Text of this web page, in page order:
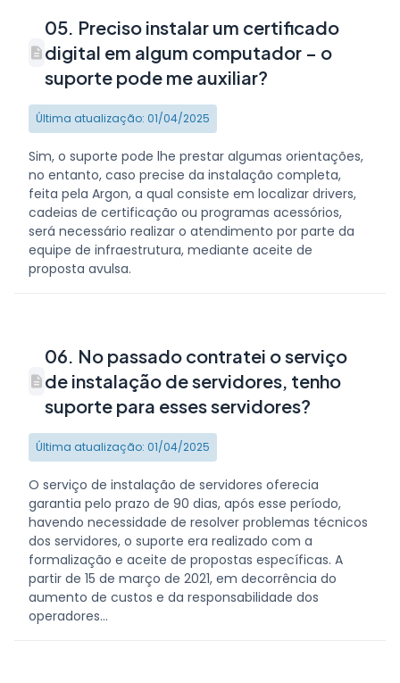
05. Preciso instalar um certificado
digital em algum computador – o
suporte pode me auxiliar?
Última atualização: 01/04/2025
Sim, o suporte pode lhe prestar algumas orientações,
no entanto, caso precise da instalação completa,
feita pela Argon, a qual consiste em localizar drivers,
cadeias de certificação ou programas acessórios,
será necessário realizar o atendimento por parte da
equipe de infraestrutura, mediante aceite de
proposta avulsa.
06. No passado contratei o serviço
de instalação de servidores, tenho
suporte para esses servidores?
Última atualização: 01/04/2025
O serviço de instalação de servidores oferecia
garantia pelo prazo de 90 dias, após esse período,
havendo necessidade de resolver problemas técnicos
dos servidores, o suporte era realizado com a
formalização e aceite de propostas específicas. A
partir de 15 de março de 2021, em decorrência do
aumento de custos e da responsabilidade dos
operadores...